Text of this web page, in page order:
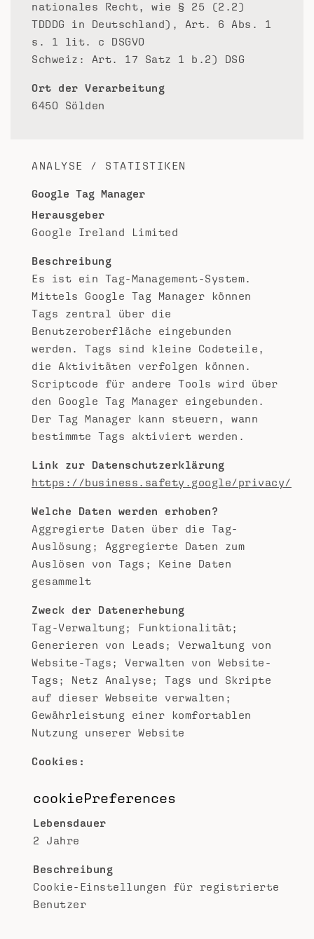
nationales Recht, wie § 25 (2.2)
TDDDG in Deutschland), Art. 6 Abs. 1
s. 1 lit. c DSGVO
Schweiz: Art. 17 Satz 1 b.2) DSG
Ort der Verarbeitung
6450 Sölden
ANALYSE / STATISTIKEN
Google Tag Manager
Herausgeber
Google Ireland Limited
Beschreibung
Es ist ein Tag-Management-System.
Mittels Google Tag Manager können
Tags zentral über die
Benutzeroberfläche eingebunden
werden. Tags sind kleine Codeteile,
die Aktivitäten verfolgen können.
Scriptcode für andere Tools wird über
den Google Tag Manager eingebunden.
Der Tag Manager kann steuern, wann
bestimmte Tags aktiviert werden.
Link zur Datenschutzerklärung
https://business.safety.google/privacy/
Welche Daten werden erhoben?
Aggregierte Daten über die Tag-
Auslösung; Aggregierte Daten zum
Auslösen von Tags; Keine Daten
gesammelt
Zweck der Datenerhebung
Tag-Verwaltung; Funktionalität;
Generieren von Leads; Verwaltung von
Website-Tags; Verwalten von Website-
Tags; Netz Analyse; Tags und Skripte
auf dieser Webseite verwalten;
Gewährleistung einer komfortablen
Nutzung unserer Website
Cookies:
cookiePreferences
Lebensdauer
2 Jahre
Beschreibung
Cookie-Einstellungen für registrierte
Benutzer